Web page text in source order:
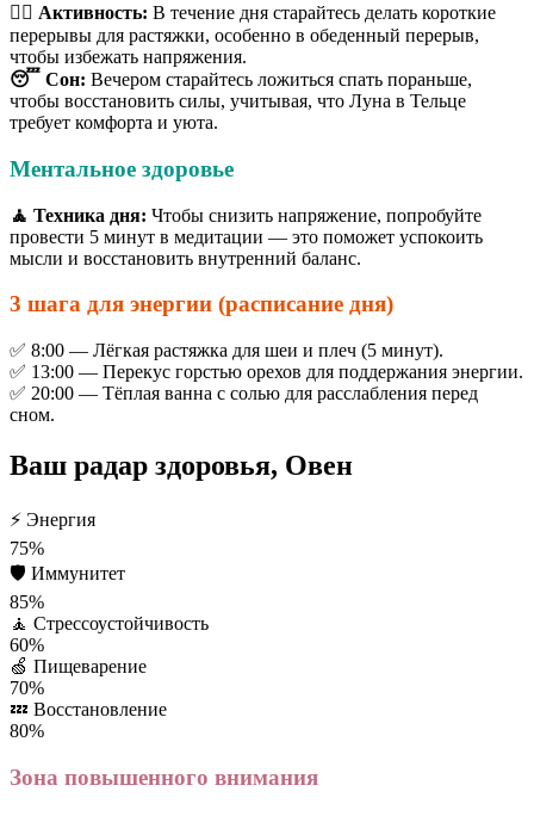
🏃‍♂️ Активность: В течение дня старайтесь делать короткие
перерывы для растяжки, особенно в обеденный перерыв,
чтобы избежать напряжения.
😴 Сон: Вечером старайтесь ложиться спать пораньше,
чтобы восстановить силы, учитывая, что Луна в Тельце
требует комфорта и уюта.
Ментальное здоровье
🧘 Техника дня: Чтобы снизить напряжение, попробуйте
провести 5 минут в медитации — это поможет успокоить
мысли и восстановить внутренний баланс.
3 шага для энергии (расписание дня)
✅ 8:00 — Лёгкая растяжка для шеи и плеч (5 минут).
✅ 13:00 — Перекус горстью орехов для поддержания энергии.
✅ 20:00 — Тёплая ванна с солью для расслабления перед
сном.
Ваш радар здоровья, Овен
⚡ Энергия
75%
🛡️ Иммунитет
85%
🧘 Стрессоустойчивость
60%
🍏 Пищеварение
70%
💤 Восстановление
80%
Зона повышенного внимания